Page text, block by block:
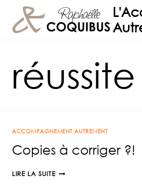
contenu
réussite
ACCOMPAGNEMENT AUTREMENT
Copies à corriger ?!
LIRE LA SUITECOPIES